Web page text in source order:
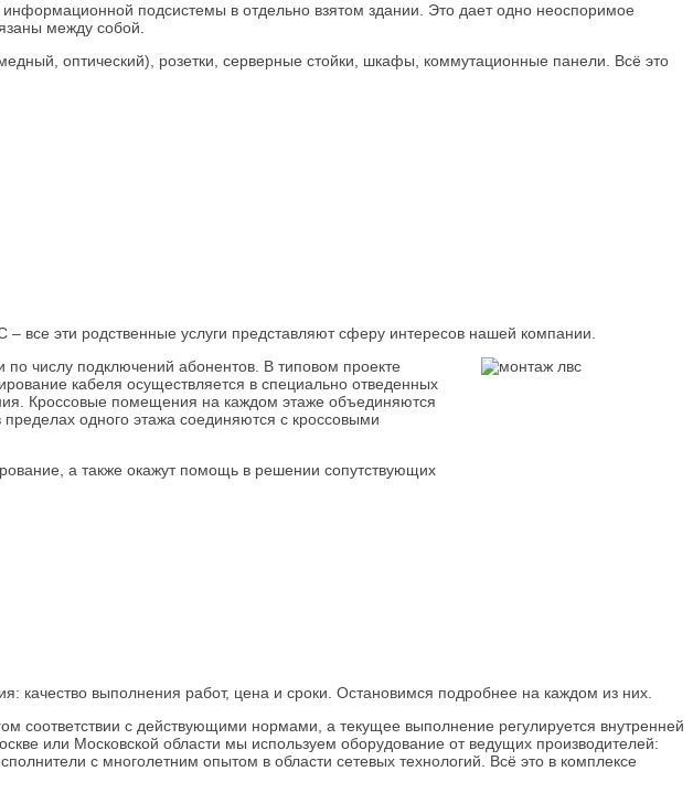
подсистемы в отдельно взятом здании. Это дает одно неоспоримое
между собой.
оптический), розетки, серверные стойки, шкафы, коммутационные панели. Всё это
все эти родственные услуги представляют сферу интересов нашей компании.
числу подключений абонентов. В типовом проекте
кабеля осуществляется в специально отведенных
Кроссовые помещения на каждом этаже объединяются
одного этажа соединяются с кроссовыми
а также окажут помощь в решении сопутствующих
выполнения работ, цена и сроки. Остановимся подробнее на каждом из них.
соответствии с действующими нормами, а текущее выполнение регулируется внутренней
или Московской области мы используем оборудование от ведущих производителей:
с многолетним опытом в области сетевых технологий. Всё это в комплексе